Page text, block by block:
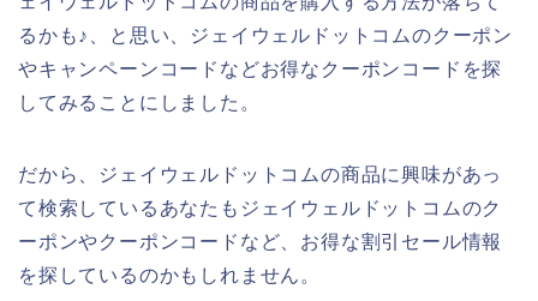
るかも♪、と思い、ジェイウェルドットコムのクーポン
やキャンペーンコードなどお得なクーポンコードを探
してみることにしました。
だから、ジェイウェルドットコムの商品に興味があっ
て検索しているあなたもジェイウェルドットコムのク
ーポンやクーポンコードなど、お得な割引セール情報
を探しているのかもしれません。